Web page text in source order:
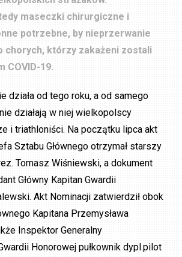
maseczki chirurgiczne i
potrzebne, by nieprzerwanie
chorych, którzy zakażeni zostali
COVID-19.
działa od tego roku, a od samego
działają w niej wielkopolscy
i triathloniści. Na początku lipca akt
Sztabu Głównego otrzymał starszy
Tomasz Wiśniewski, a dokument
Główny Kapitan Gwardii
Akt Nominacji zatwierdził obok
Kapitana Przemysława
Inspektor Generalny
Honorowej pułkownik dypl.pilot